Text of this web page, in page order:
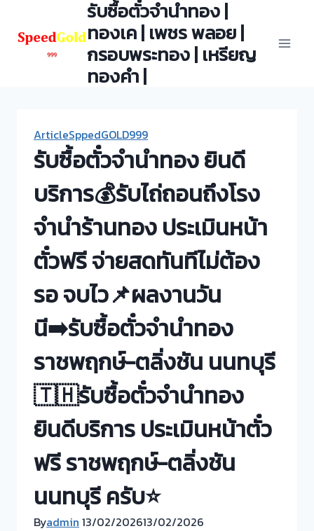
content
รับซื้อตั๋วจำนำทอง |
ทองเค | เพชร พลอย |
กรอบพระทอง | เหรียญ
ทองคำ |
ArticleSppedGOLD999
รับซื้อตั๋วจำนำทอง ยินดี
บริการ💰รับไถ่ถอนถึงโรง
จำนำร้านทอง ประเมินหน้า
ตั๋วฟรี จ่ายสดทันทีไม่ต้อง
รอ จบไว📌ผลงานวัน
นี➡️รับซื้อตั๋วจำนำทอง
ราชพฤกษ์-ตลิ่งชัน นนทบุรี
🇹🇭รับซื้อตั๋วจำนำทอง
ยินดีบริการ ประเมินหน้าตั๋ว
ฟรี ราชพฤกษ์-ตลิ่งชัน
นนทบุรี ครับ⭐
Byadmin 13/02/202613/02/2026